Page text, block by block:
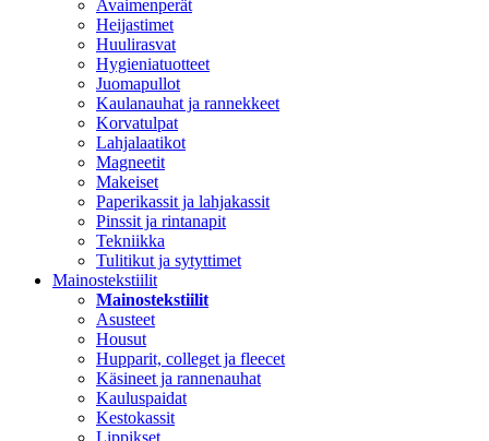
Avaimenperät
Heijastimet
Huulirasvat
Hygieniatuotteet
Juomapullot
Kaulanauhat ja rannekkeet
Korvatulpat
Lahjalaatikot
Magneetit
Makeiset
Paperikassit ja lahjakassit
Pinssit ja rintanapit
Tekniikka
Tulitikut ja sytyttimet
Mainostekstiilit
Mainostekstiilit
Asusteet
Housut
Hupparit, colleget ja fleecet
Käsineet ja rannenauhat
Kauluspaidat
Kestokassit
Lippikset